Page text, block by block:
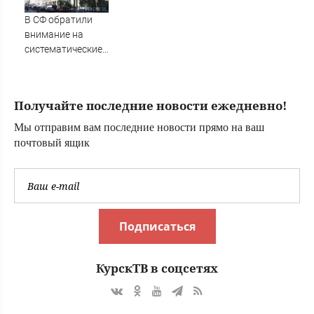
В СФ обратили
внимание на
систематические
Получайте последние новости ежедневно!
Мы отправим вам последние новости прямо на ваш
почтовый ящик
Подписаться
КурскТВ в соцсетях